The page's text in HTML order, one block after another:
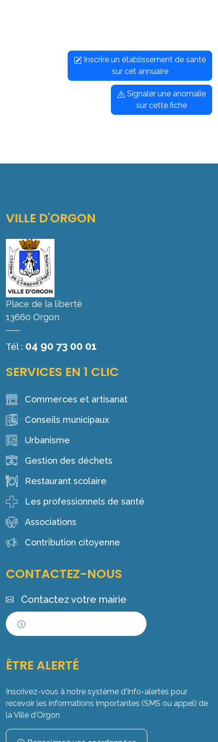
Inscrire un établissement de santé
sur cet annuaire
Signaler une anomalie
sur cette fiche
VILLE D'ORGON
Place de la liberté
13660 Orgon
Tél : 04 90 73 00 01
SERVICES EN 1 CLIC
Commerces et artisanat
Conseils municipaux
Urbanisme
Gestion des déchets
Restaurant scolaire
Les professionnels de santé
Associations
Contribution citoyenne
CONTACTEZ-NOUS
Contactez votre mairie
ÊTRE ALERTÉ
Inscrivez-vous à notre système d'Info-alertes pour
recevoir les informations importantes (SMS ou appel) de
la Ville d'Orgon